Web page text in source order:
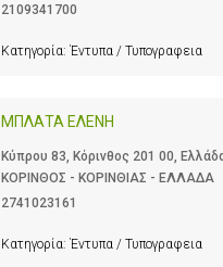
2109341700
Κατηγορία: Έντυπα / Τυπογραφεια
ΜΠΛΑΤΑ ΕΛΕΝΗ
Κύπρου 83, Κόρινθος 201 00,
ΚΟΡΙΝΘΟΣ - ΚΟΡΙΝΘΙΑΣ - ΕΛΛΑΔΑ
2741023161
Κατηγορία: Έντυπα / Τυπογραφεια